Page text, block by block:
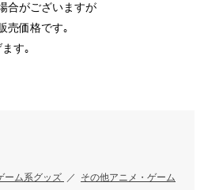
合がございますが
売価格です｡
す｡
ーム系グッズ ／ その他アニメ・ゲーム